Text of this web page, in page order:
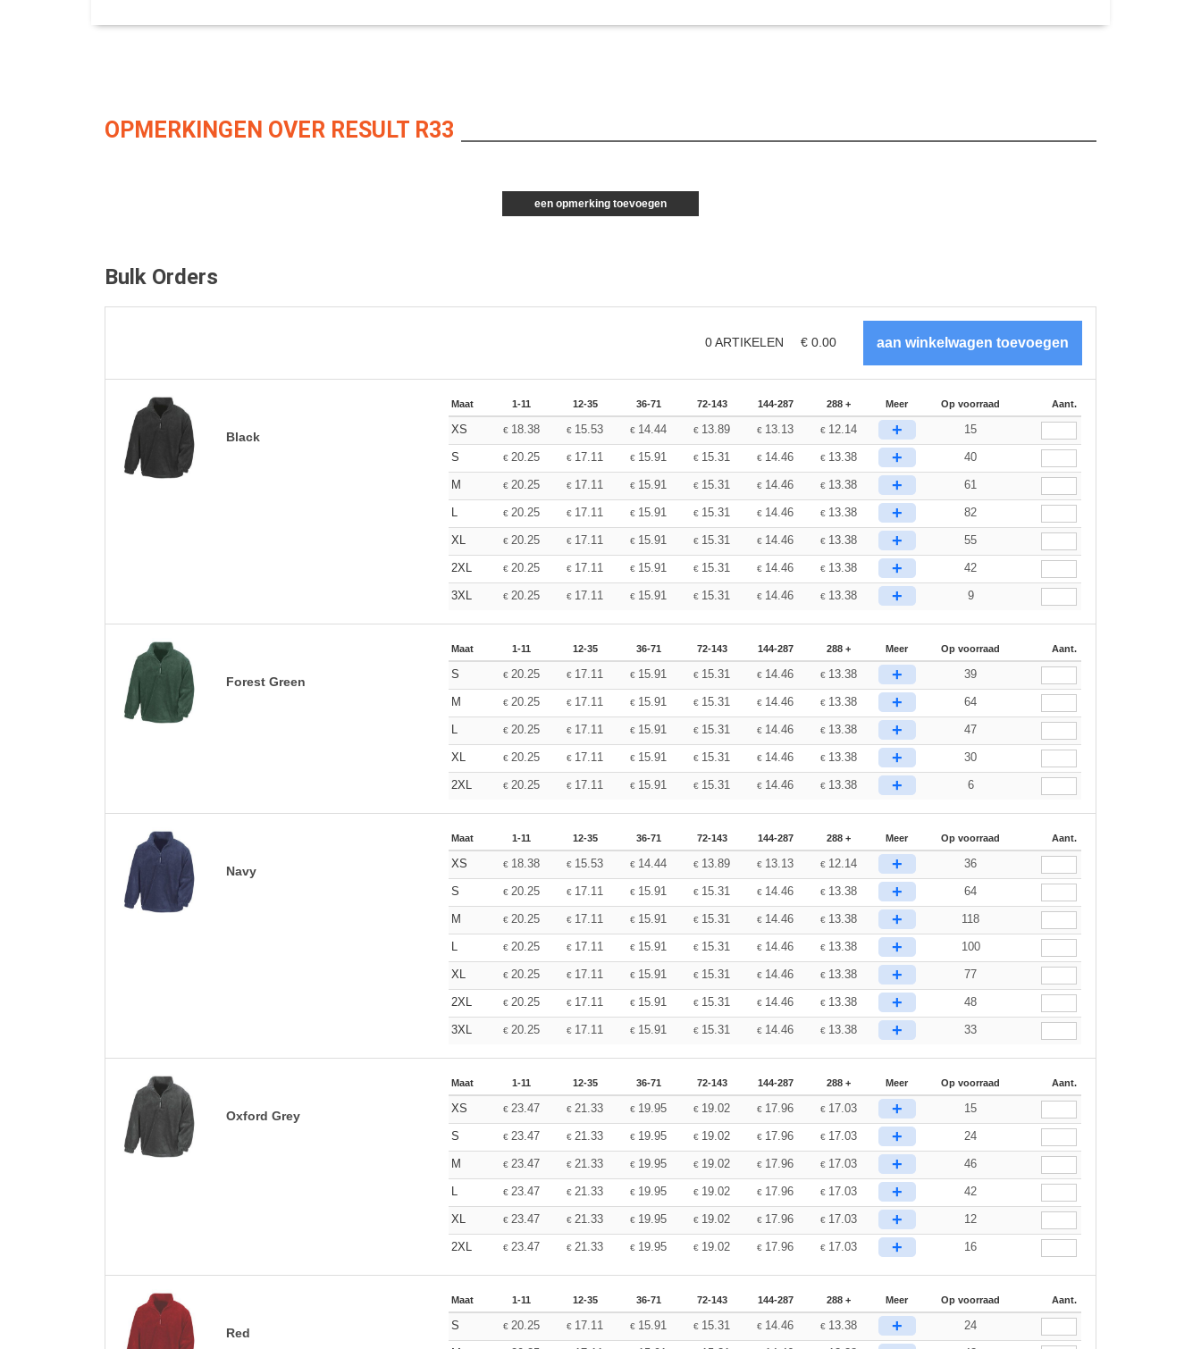
OPMERKINGEN OVER RESULT R33
een opmerking toevoegen
Bulk Orders
0ARTIKELEN € 0.00
Black
Maat 1-11 12-35 36-71 72-143 144-287 288 + Meer Op voorraad Aant.
XS € 18.38 € 15.53 € 14.44 € 13.89 € 13.13 € 12.14 + 15
S € 20.25 € 17.11 € 15.91 € 15.31 € 14.46 € 13.38 + 40
M € 20.25 € 17.11 € 15.91 € 15.31 € 14.46 € 13.38 + 61
L € 20.25 € 17.11 € 15.91 € 15.31 € 14.46 € 13.38 + 82
XL € 20.25 € 17.11 € 15.91 € 15.31 € 14.46 € 13.38 + 55
2XL € 20.25 € 17.11 € 15.91 € 15.31 € 14.46 € 13.38 + 42
3XL € 20.25 € 17.11 € 15.91 € 15.31 € 14.46 € 13.38 + 9
Forest Green
Maat 1-11 12-35 36-71 72-143 144-287 288 + Meer Op voorraad Aant.
S € 20.25 € 17.11 € 15.91 € 15.31 € 14.46 € 13.38 + 39
M € 20.25 € 17.11 € 15.91 € 15.31 € 14.46 € 13.38 + 64
L € 20.25 € 17.11 € 15.91 € 15.31 € 14.46 € 13.38 + 47
XL € 20.25 € 17.11 € 15.91 € 15.31 € 14.46 € 13.38 + 30
2XL € 20.25 € 17.11 € 15.91 € 15.31 € 14.46 € 13.38 + 6
Navy
Maat 1-11 12-35 36-71 72-143 144-287 288 + Meer Op voorraad Aant.
XS € 18.38 € 15.53 € 14.44 € 13.89 € 13.13 € 12.14 + 36
S € 20.25 € 17.11 € 15.91 € 15.31 € 14.46 € 13.38 + 64
M € 20.25 € 17.11 € 15.91 € 15.31 € 14.46 € 13.38 + 118
L € 20.25 € 17.11 € 15.91 € 15.31 € 14.46 € 13.38 + 100
XL € 20.25 € 17.11 € 15.91 € 15.31 € 14.46 € 13.38 + 77
2XL € 20.25 € 17.11 € 15.91 € 15.31 € 14.46 € 13.38 + 48
3XL € 20.25 € 17.11 € 15.91 € 15.31 € 14.46 € 13.38 + 33
Oxford Grey
Maat 1-11 12-35 36-71 72-143 144-287 288 + Meer Op voorraad Aant.
XS € 23.47 € 21.33 € 19.95 € 19.02 € 17.96 € 17.03 + 15
S € 23.47 € 21.33 € 19.95 € 19.02 € 17.96 € 17.03 + 24
M € 23.47 € 21.33 € 19.95 € 19.02 € 17.96 € 17.03 + 46
L € 23.47 € 21.33 € 19.95 € 19.02 € 17.96 € 17.03 + 42
XL € 23.47 € 21.33 € 19.95 € 19.02 € 17.96 € 17.03 + 12
2XL € 23.47 € 21.33 € 19.95 € 19.02 € 17.96 € 17.03 + 16
Red
Maat 1-11 12-35 36-71 72-143 144-287 288 + Meer Op voorraad Aant.
S € 20.25 € 17.11 € 15.91 € 15.31 € 14.46 € 13.38 + 24